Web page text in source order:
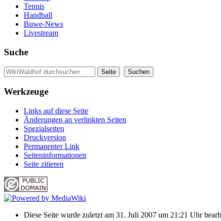
Tennis
Handball
Buwe-News
Livestream
Suche
Werkzeuge
Links auf diese Seite
Änderungen an verlinkten Seiten
Spezialseiten
Druckversion
Permanenter Link
Seiten­informationen
Seite zitieren
Diese Seite wurde zuletzt am 31. Juli 2007 um 21:21 Uhr